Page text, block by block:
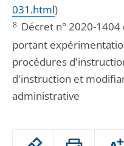
Passer
031.html)
8Décret n° 2020-1404
portant
procédures
d'instruction et
administrative